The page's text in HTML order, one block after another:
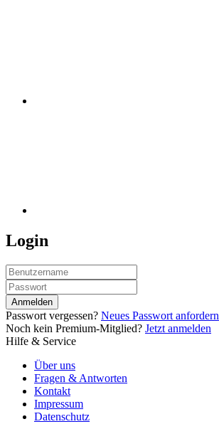
Login
Anmelden
Passwort vergessen? Neues Passwort anfordern
Noch kein Premium-Mitglied? Jetzt anmelden
Hilfe & Service
Über uns
Fragen & Antworten
Kontakt
Impressum
Datenschutz